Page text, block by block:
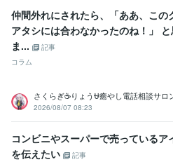
仲間外れにされたら、「ああ、この
アタシには合わなかったのね！」
ま...
記事
コラム
さくらぎ☕りょう⛎癒やし電話相談サロ
2026/08/07 08:23
コンビニやスーパーで売っているア
を伝えたい
記事